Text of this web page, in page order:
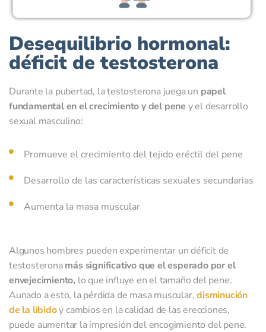
Desequilibrio hormonal:
déficit de testosterona
Durante la pubertad, la testosterona juega un papel
fundamental en el crecimiento y del pene y el desarrollo
sexual masculino:
Promueve el crecimiento del tejido eréctil del pene
Desarrollo de las características sexuales secundarias
Aumenta la masa muscular
Algunos hombres pueden experimentar un déficit de
testosteronamás significativo que el esperado por el
envejecimiento, lo que influye en el tamaño del pene.
Aunado a esto, la pérdida de masa muscular,disminución
de la libidoy cambios en la calidad de las erecciones,
puede aumentar la impresión del encogimiento del pene.